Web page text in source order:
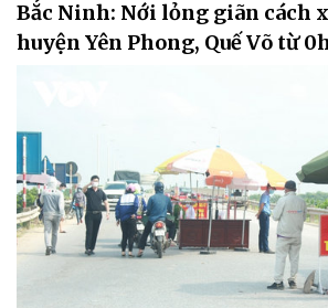
Bắc Ninh: Nới lỏng giãn cách
huyện Yên Phong, Quế Võ từ